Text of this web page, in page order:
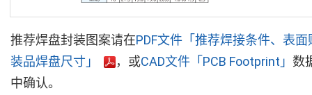
推荐焊盘封装图案请在PDF文件「推荐焊接条件、表面
装品焊盘尺寸」
，或CAD文件「PCB Footprint」 数
中确认。